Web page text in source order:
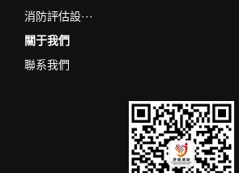
消防評估設···
關于我們
聯系我們